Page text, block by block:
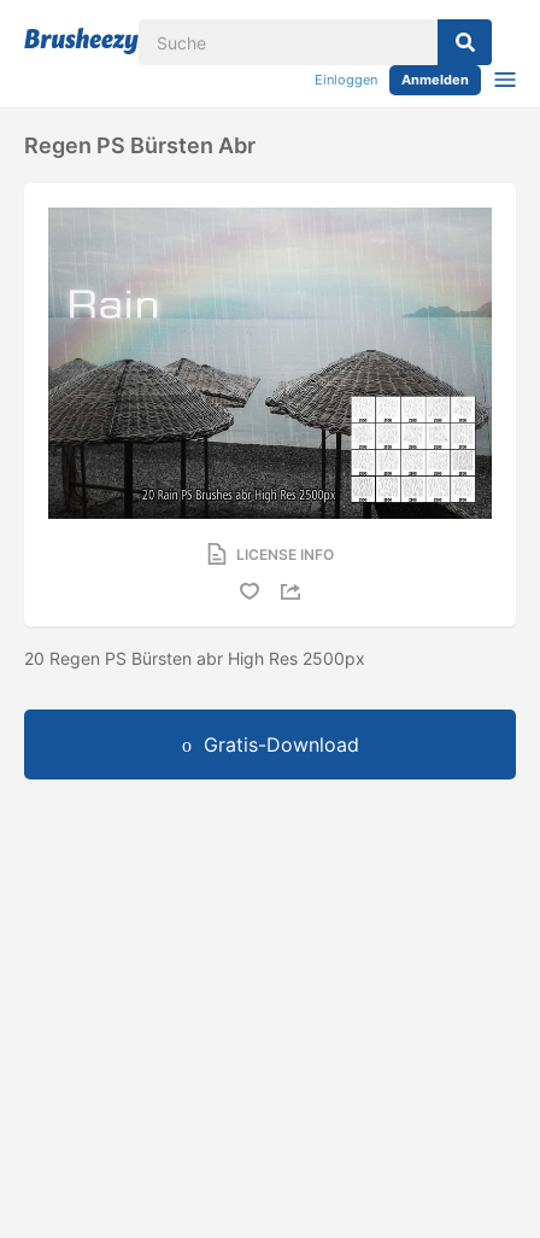
Einloggen Anmelden
Regen PS Bürsten Abr
LICENSE INFO
20 Regen PS Bürsten abr High Res 2500px
Gratis-Download